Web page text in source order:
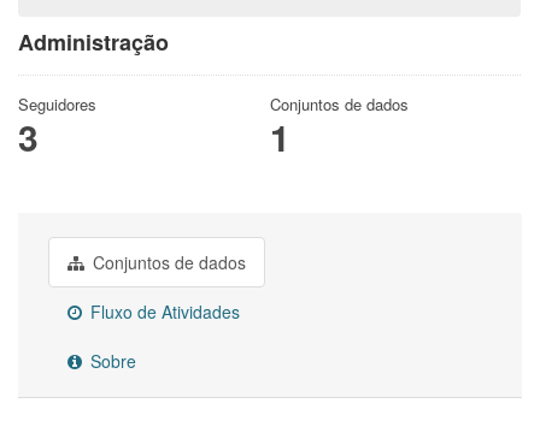
Administração
Seguidores
3
Conjuntos de dados
1
Conjuntos de dados
Fluxo de Atividades
Sobre